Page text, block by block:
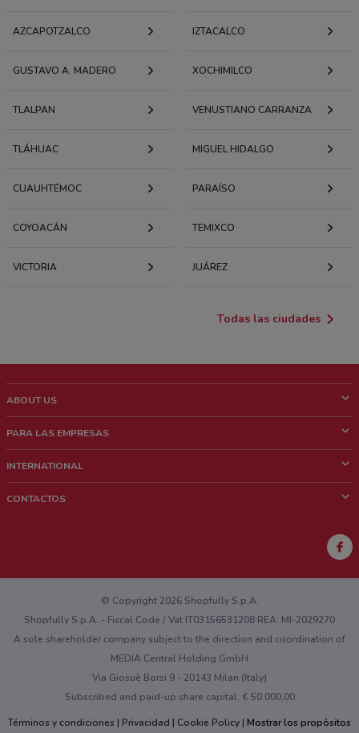
AZCAPOTZALCO IZTACALCO
GUSTAVO A. MADERO XOCHIMILCO
TLALPAN VENUSTIANO CARRANZA
TLÁHUAC MIGUEL HIDALGO
CUAUHTÉMOC PARAÍSO
COYOACÁN TEMIXCO
VICTORIA JUÁREZ
Todas las ciudades
ABOUT US
¿Quiénes Somos?
Trabaja con nosotros
PARA LAS EMPRESAS
Contacto comercial
INTERNATIONAL
CONTACTOS
¿Encontraste un problema en la web o en la aplicación?
© Copyright 2026 Shopfully S.p.A.
Shopfully S.p.A. - Fiscal Code / Vat IT03156531208 REA: MI-2029270
A sole shareholder company subject to the direction and coordination of
MEDIA Central Holding GmbH
Via Giosuè Borsi 9 - 20143 Milan (Italy)
Subscribed and paid-up share capital: € 50.000,00
Términos y condiciones
Privacidad Cookie Policy Mostrar los propósitos